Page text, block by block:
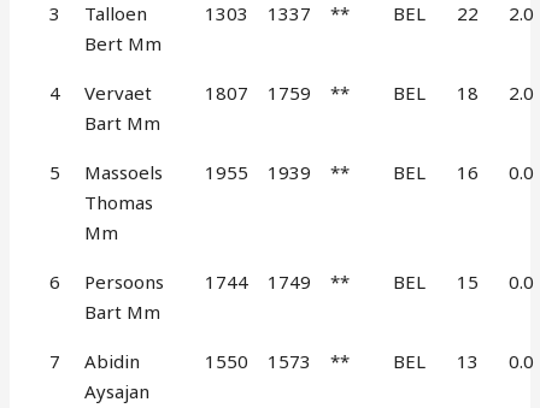
3
Talloen
Bert Mm
1303 1337 ** BEL 22 2.0
4
Vervaet
Bart Mm
1807 1759 ** BEL 18 2.0
5
Massoels
Thomas
Mm
1955 1939 ** BEL 16 0.0
6
Persoons
Bart Mm
1744 1749 ** BEL 15 0.0
7
Abidin
Aysajan
1550 1573 ** BEL 13 0.0